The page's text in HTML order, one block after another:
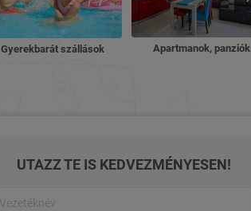
Gyerekbarát szállások Apartmanok, panziók
UTAZZ TE IS KEDVEZMÉNYESEN!